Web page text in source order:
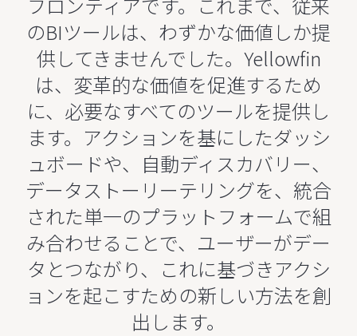
のBIツールは、わずかな価値しか提
供してきませんでした。Yellowfin
は、変革的な価値を促進するため
に、必要なすべてのツールを提供し
ます。アクションを基にしたダッシ
ュボードや、自動ディスカバリー、
データストーリーテリングを、統合
された単一のプラットフォームで組
み合わせることで、ユーザーがデー
タとつながり、これに基づきアクシ
ョンを起こすための新しい方法を創
出します。